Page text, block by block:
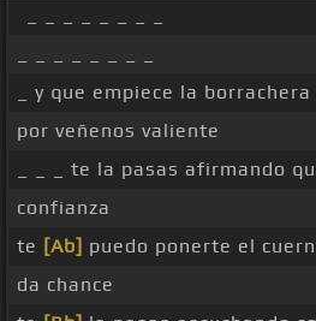
_ y que empiece la
por veñenos valiente
_ _ _ te la pasas afirmando
confianza
te [Ab] puedo ponerte el
da chance